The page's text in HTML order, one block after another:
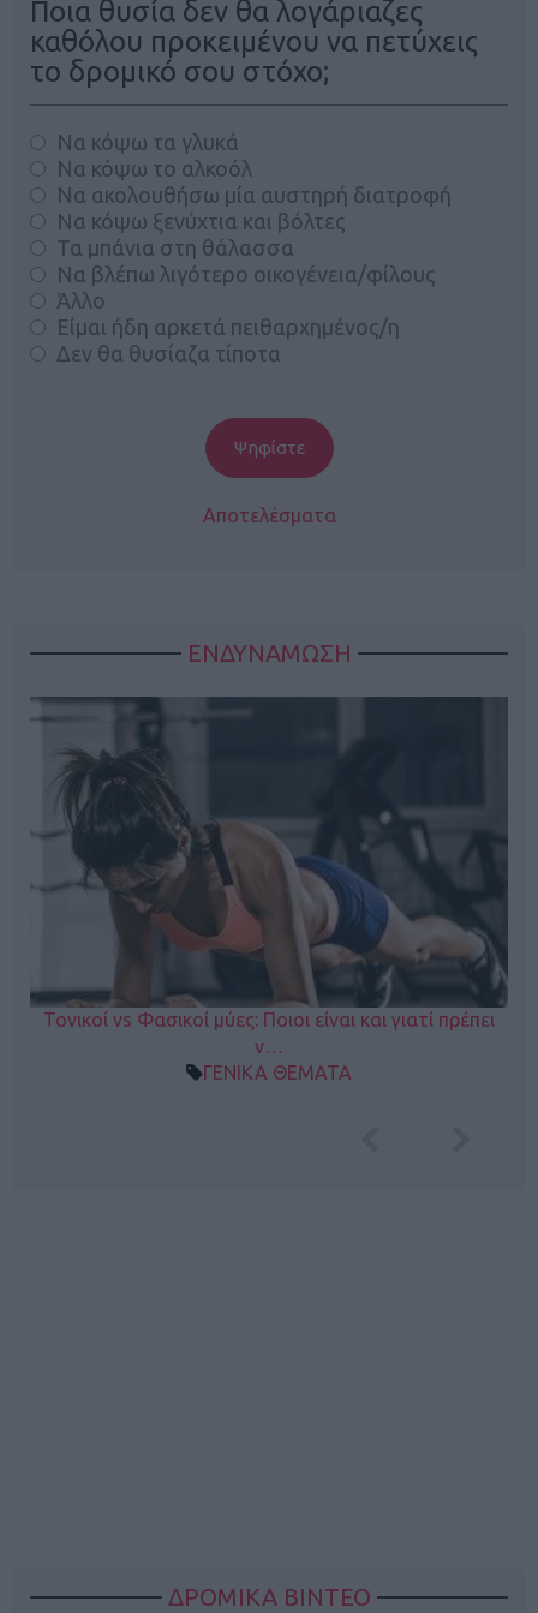
Ποια θυσία δεν θα λογάριαζες
καθόλου προκειμένου να πετύχεις
το δρομικό σου στόχο;
Να κόψω τα γλυκά
Να κόψω το αλκοόλ
Να ακολουθήσω μία αυστηρή διατροφή
Να κόψω ξενύχτια και βόλτες
Τα μπάνια στη θάλασσα
Να βλέπω λιγότερο οικογένεια/φίλους
Άλλο
Είμαι ήδη αρκετά πειθαρχημένος/η
Δεν θα θυσίαζα τίποτα
Αποτελέσματα
ΕΝΔΥΝΑΜΩΣΗ
Τονικοί vs Φασικοί μύες: Ποιοι είναι και γιατί πρέπει
ν…
ΓΕΝΙΚΑ ΘΕΜΑΤΑ
ΔΡΟΜΙΚΑ ΒΙΝΤΕΟ